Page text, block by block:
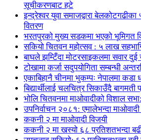
सूचीकरणबाट हटे
इन्द्रेश्वर युवा समाजद्वारा बेलकोटगढीका
वितरण
भरतपुरको मुख्य सडकमा भएको भूमिगत
सकियो चितवन महोत्सव : ५ लाख
बाघले झम्टिँदा मोटरसाइकलमा सवार दुई
टोखामा कर्जा सदुपयोगिता सम्बन्धी
एकाबिहानै चीनमा भुकम्पः नेपालमा
बिद्यार्थीलाई चलचित्र सिकाउँदै
भोलि चितवनमा माओवादीको विशाल
उपनिर्वाचन २०८१: एमालेभन्दा माओवादी
ककनी २ मा माओवादी विजयी
ककनी २ मा खस्यो ६८ प्रतिशतभन्दा